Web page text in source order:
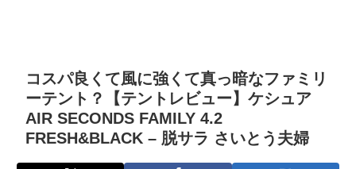
コスパ良くて風に強くて真っ暗なファミリ
ーテント？【テントレビュー】ケシュア
AIR SECONDS FAMILY 4.2
FRESH&BLACK – 脱サラ さいとう夫婦